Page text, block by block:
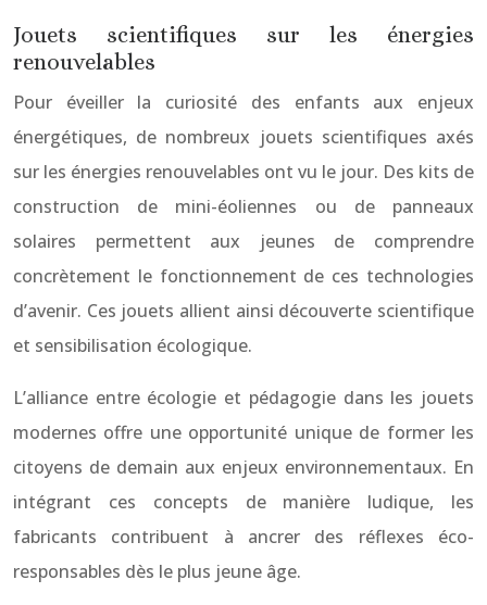
Jouets scientifiques sur les énergies
renouvelables
Pour éveiller la curiosité des enfants aux enjeux
énergétiques, de nombreux jouets scientifiques axés
sur les énergies renouvelables ont vu le jour. Des kits de
construction de mini-éoliennes ou de panneaux
solaires permettent aux jeunes de comprendre
concrètement le fonctionnement de ces technologies
d’avenir. Ces jouets allient ainsi découverte scientifique
et sensibilisation écologique.
L’alliance entre écologie et pédagogie dans les jouets
modernes offre une opportunité unique de former les
citoyens de demain aux enjeux environnementaux. En
intégrant ces concepts de manière ludique, les
fabricants contribuent à ancrer des réflexes éco-
responsables dès le plus jeune âge.